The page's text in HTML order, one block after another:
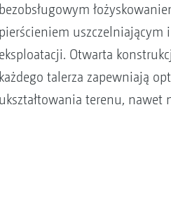
bezobsługowym
pierścieniem uszczelniającym
eksploatacji. Otwarta
każdego talerza zapewniają
ukształtowania terenu, nawet